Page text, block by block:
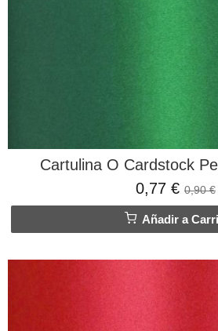
Cartulina O Cardstock
0,77 € 0,90 €
Añadir a